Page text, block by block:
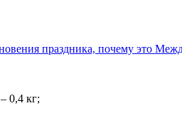
праздника, почему это
0,4 кг;